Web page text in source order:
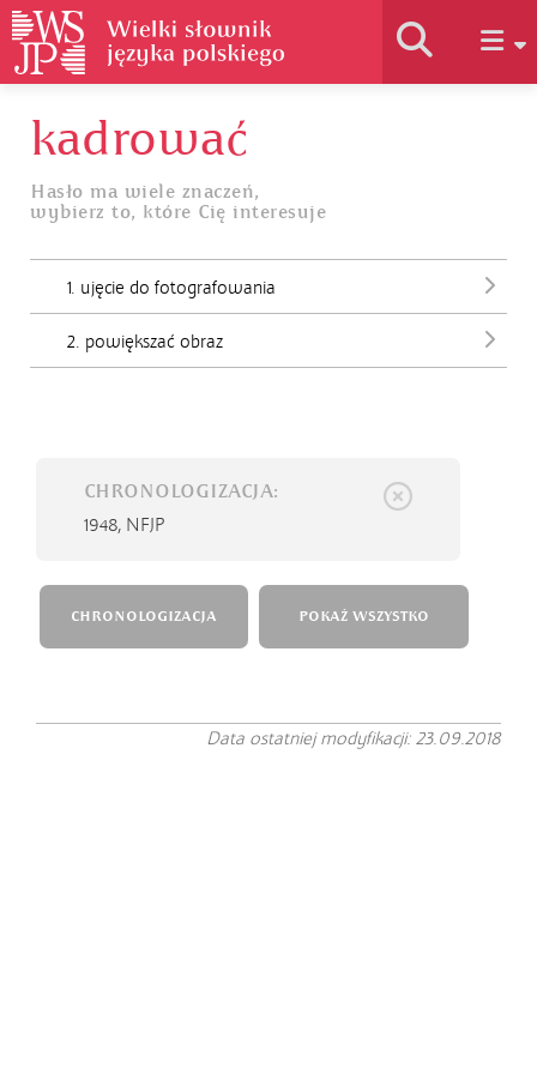
Historia słownika
Jak korzystać
Podstawy naukowe
kadrować
Hasło ma wiele znaczeń,
wybierz to, które Cię interesuje
1. ujęcie do fotografowania
2. powiększać obraz
CHRONOLOGIZACJA:
1948, NFJP
CHRONOLOGIZACJA POKAŻ WSZYSTKO
Data ostatniej modyfikacji: 23.09.2018